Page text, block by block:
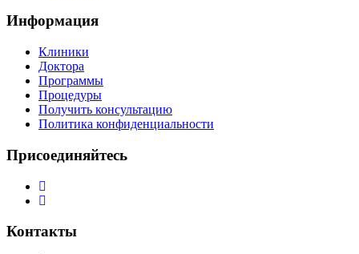
Информация
Клиники
Доктора
Программы
Процедуры
Получить консультацию
Политика конфиденциальности
Присоединяйтесь
Контакты